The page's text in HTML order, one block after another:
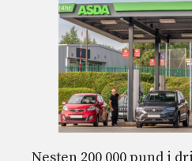
Nesten 200 000 pund i